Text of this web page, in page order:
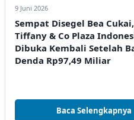
9 Juni 2026
Sempat Disegel Bea
Tiffany & Co Plaza
Dibuka Kembali Setelah
Denda Rp97,49 Miliar
Baca Selengkapnya